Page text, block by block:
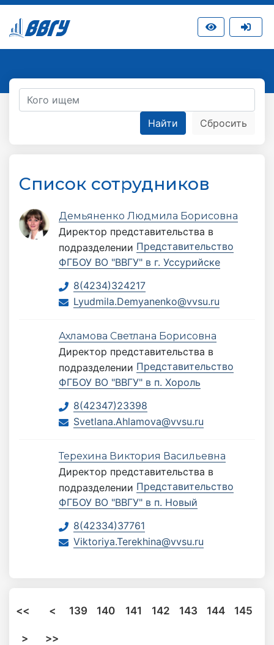
Список сотрудников
Демьяненко Людмила Борисовна
Директор представительства в
подразделении Представительство
ФГБОУ ВО "ВВГУ" в г. Уссурийске
8(4234)324217
Lyudmila.Demyanenko@vvsu.ru
Ахламова Светлана Борисовна
Директор представительства в
подразделении Представительство
ФГБОУ ВО "ВВГУ" в п. Хороль
8(42347)23398
Svetlana.Ahlamova@vvsu.ru
Терехина Виктория Васильевна
Директор представительства в
подразделении Представительство
ФГБОУ ВО "ВВГУ" в п. Новый
8(42334)37761
Viktoriya.Terekhina@vvsu.ru
<< < 139 140 141 142 143 144 145
> >>